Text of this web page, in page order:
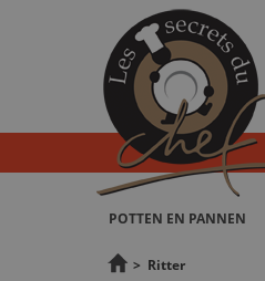
POTTEN EN PANNEN
> Ritter